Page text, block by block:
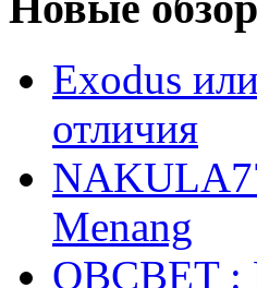
Exodus
отличия
Menang
OBCBET :